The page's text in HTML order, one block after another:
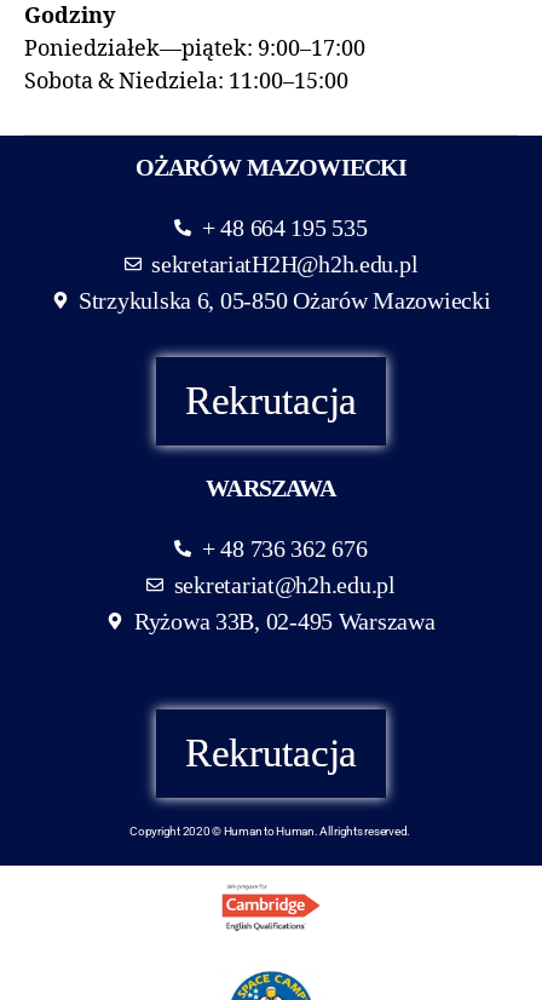
Godziny
Poniedziałek—piątek: 9:00–17:00
Sobota & Niedziela: 11:00–15:00
OŻARÓW MAZOWIECKI
+ 48 664 195 535
sekretariatH2H@h2h.edu.pl
Strzykulska 6, 05-850 Ożarów Mazowiecki
Rekrutacja
WARSZAWA
+ 48 736 362 676
sekretariat@h2h.edu.pl
Ryżowa 33B, 02-495 Warszawa
Rekrutacja
Copyright 2020 © Human to Human. All rights reserved.